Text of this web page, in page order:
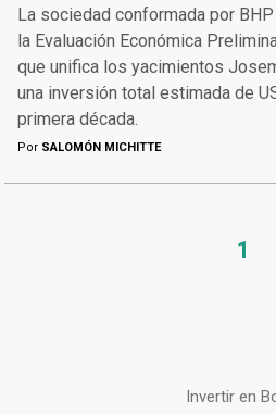
La sociedad conformada por
la Evaluación Económica
que unifica los yacimientos
una inversión total estimada de
primera década.
Por SALOMÓN MICHITTE
1
Invertir en